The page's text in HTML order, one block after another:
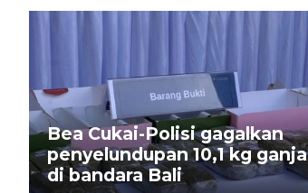
Bea Cukai-Polisi gagalkan
penyelundupan 10,1 kg ganja
di bandara Bali